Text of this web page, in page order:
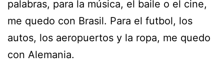
palabras, para la música, el baile o el cine,
me quedo con Brasil. Para el futbol, los
autos, los aeropuertos y la ropa, me quedo
con Alemania.